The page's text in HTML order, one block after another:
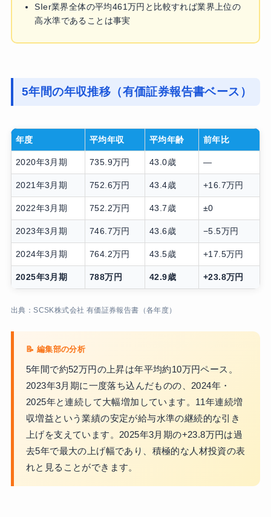
SIer業界全体の平均461万円と比較すれば業界上位の
高水準であることは事実
5年間の年収推移（有価証券報告書ベース）
年度 平均年収 平均年齢 前年比
2020年3月期 735.9万円 43.0歳 —
2021年3月期 752.6万円 43.4歳 +16.7万円
2022年3月期 752.2万円 43.7歳 ±0
2023年3月期 746.7万円 43.6歳 −5.5万円
2024年3月期 764.2万円 43.5歳 +17.5万円
2025年3月期 788万円 42.9歳 +23.8万円
出典：SCSK株式会社 有価証券報告書（各年度）
5年間で約52万円の上昇は年平均約10万円ペース。
2023年3月期に一度落ち込んだものの、2024年・
2025年と連続して大幅増加しています。11年連続増
収増益という業績の安定が給与水準の継続的な引き
上げを支えています。2025年3月期の+23.8万円は過
去5年で最大の上げ幅であり、積極的な人材投資の表
れと見ることができます。